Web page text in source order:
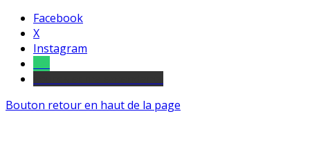
Facebook
X
Instagram
Bouton retour en haut de la page